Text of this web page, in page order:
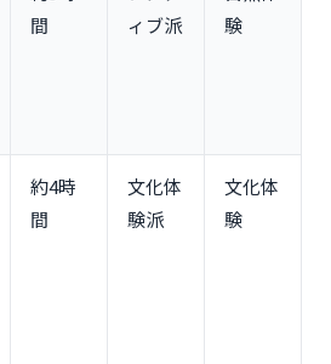
間
ィブ派
験
約4時
間
文化体
験派
文化体
験